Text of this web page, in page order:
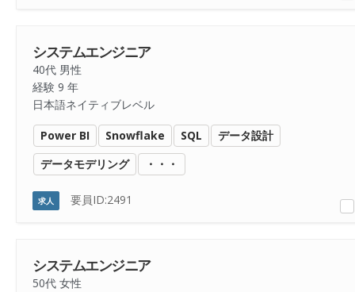
システムエンジニア
40代 男性
経験 9 年
日本語ネイティブレベル
Power BI Snowflake SQL
データ設計
データモデリング
・・・
求人 要員ID:2491
システムエンジニア
50代 女性